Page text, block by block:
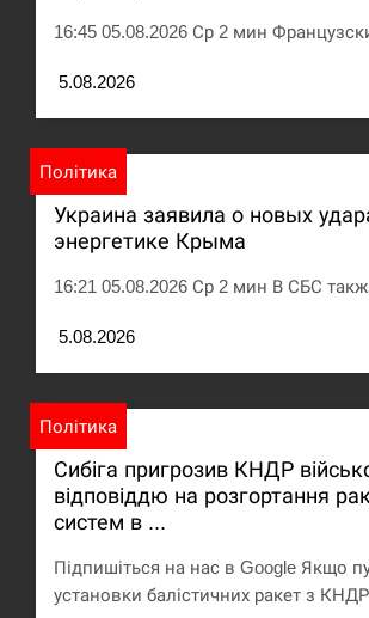
16:45 05.08.2026 Ср 2 мин
5.08.2026
Політика
Украина заявила о новых
энергетике Крыма
16:21 05.08.2026 Ср 2 мин В СБС
5.08.2026
Політика
Сибіга пригрозив КНДР
відповіддю на розгортання
систем в ...
Підпишіться на нас в Google Якщо
установки балістичних ракет з